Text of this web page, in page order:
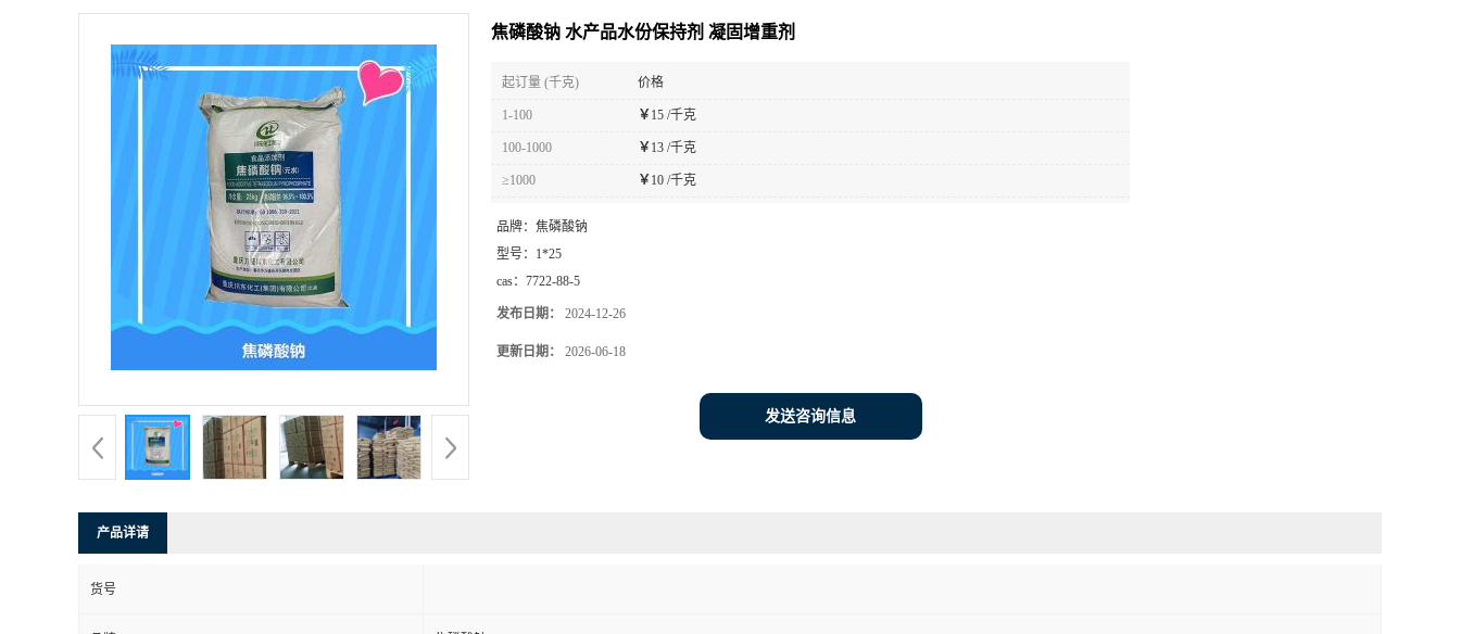
焦磷酸钠 水产品水份保持剂 凝固增重剂
起订量 (千克) 价格
1-100 ￥15 /千克
100-1000 ￥13 /千克
≥1000 ￥10 /千克
品牌： 焦磷酸钠
型号： 1*25
cas： 7722-88-5
发布日期： 2024-12-26
更新日期： 2026-06-18
发送咨询信息
产品详请
货号